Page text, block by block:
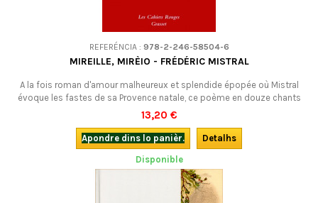
REFERÉNCIA : 978-2-246-58504-6
MIREILLE, MIRÈIO - FRÉDÉRIC MISTRAL
A la fois roman d'amour malheureux et splendide épopée où Mistral
évoque les fastes de sa Provence natale, ce poème en douze chants
édité en 1859 est un chef d'œuvre à (re)découvrir !Edition bilingue
occitan-français.
13,20 €
Apondre dins lo panièr.
Detalhs
Disponible